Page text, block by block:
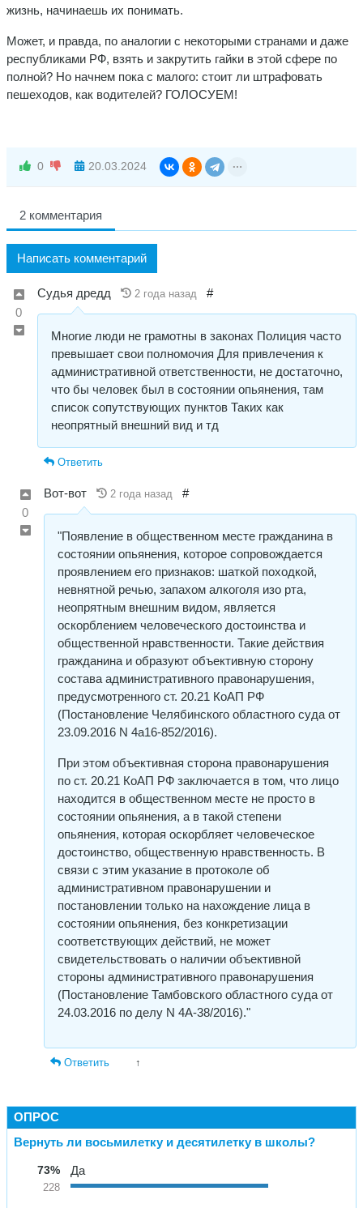
жизнь, начинаешь их понимать.
Может, и правда, по аналогии с некоторыми странами и даже
республиками РФ, взять и закрутить гайки в этой сфере по
полной? Но начнем пока с малого: стоит ли штрафовать
пешеходов, как водителей? ГОЛОСУЕМ!
0 20.03.2024
2 комментария
Написать комментарий
0
Судья дредд 2 года назад #
Многие люди не грамотны в законах Полиция часто
превышает свои полномочия Для привлечения к
административной ответственности, не достаточно,
что бы человек был в состоянии опьянения, там
список сопутствующих пунктов Таких как
неопрятный внешний вид и тд
Ответить
0
Вот-вот 2 года назад #
"Появление в общественном месте гражданина в
состоянии опьянения, которое сопровождается
проявлением его признаков: шаткой походкой,
невнятной речью, запахом алкоголя изо рта,
неопрятным внешним видом, является
оскорблением человеческого достоинства и
общественной нравственности. Такие действия
гражданина и образуют объективную сторону
состава административного правонарушения,
предусмотренного ст. 20.21 КоАП РФ
(Постановление Челябинского областного суда от
23.09.2016 N 4а16-852/2016).
При этом объективная сторона правонарушения
по ст. 20.21 КоАП РФ заключается в том, что лицо
находится в общественном месте не просто в
состоянии опьянения, а в такой степени
опьянения, которая оскорбляет человеческое
достоинство, общественную нравственность. В
связи с этим указание в протоколе об
административном правонарушении и
постановлении только на нахождение лица в
состоянии опьянения, без конкретизации
соответствующих действий, не может
свидетельствовать о наличии объективной
стороны административного правонарушения
(Постановление Тамбовского областного суда от
24.03.2016 по делу N 4А-38/2016)."
Ответить ↑
ОПРОС
Вернуть ли восьмилетку и десятилетку в школы?
73%
228
Да